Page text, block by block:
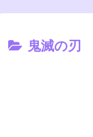
鬼滅の刃